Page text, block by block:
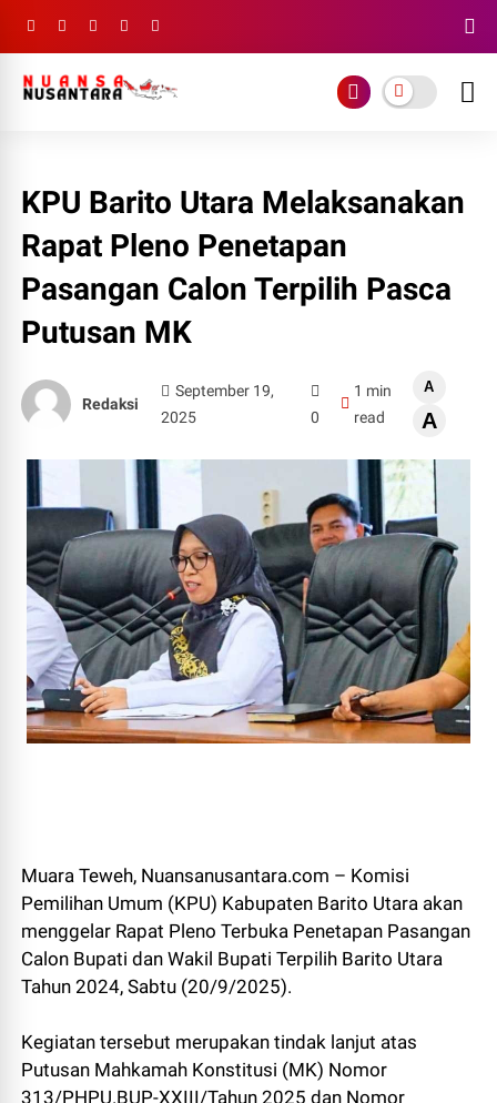
KPU Barito Utara Melaksanakan
Rapat Pleno Penetapan
Pasangan Calon Terpilih Pasca
Putusan MK
Redaksi
September 19,
2025
0
1 min
read
A
A
Muara Teweh, Nuansanusantara.com – Komisi
Pemilihan Umum (KPU) Kabupaten Barito Utara akan
menggelar Rapat Pleno Terbuka Penetapan Pasangan
Calon Bupati dan Wakil Bupati Terpilih Barito Utara
Tahun 2024, Sabtu (20/9/2025).
Kegiatan tersebut merupakan tindak lanjut atas
Putusan Mahkamah Konstitusi (MK) Nomor
313/PHPU.BUP-XXIII/Tahun 2025 dan Nomor